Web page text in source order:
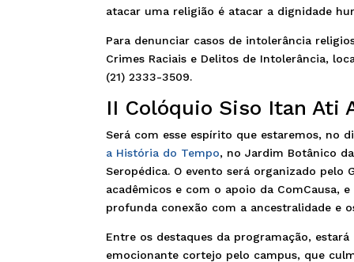
atacar uma religião é atacar a dignidade
Para denunciar casos de intolerância
Crimes Raciais e Delitos de Intolerância,
(21) 2333-3509.
II Colóquio Siso Itan Ati
Será com esse espírito que estaremos, no
a História do Tempo, no Jardim Botânico
Seropédica. O evento será organizado pelo
acadêmicos e com o apoio da ComCausa,
profunda conexão com a ancestralidade e
Entre os destaques da programação,
emocionante cortejo pelo campus, que